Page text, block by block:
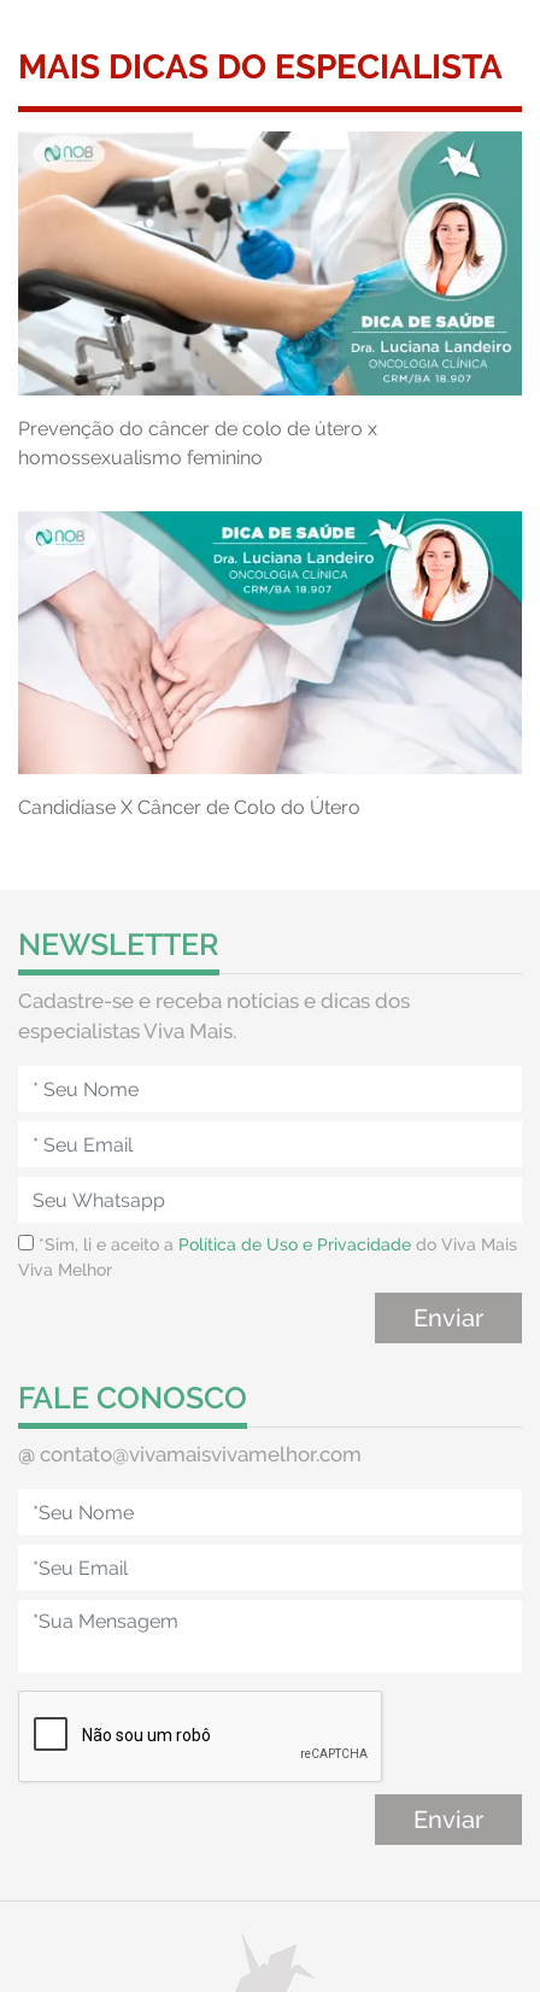
MAIS DICAS DO ESPECIALISTA
Prevenção do câncer de colo de útero x
homossexualismo feminino
Candidíase X Câncer de Colo do Útero
NEWSLETTER
Cadastre-se e receba notícias e dicas dos
especialistas Viva Mais.
*Sim, li e aceito a Política de Uso e Privacidade do Viva Mais
Viva Melhor
FALE CONOSCO
@ contato@vivamaisvivamelhor.com